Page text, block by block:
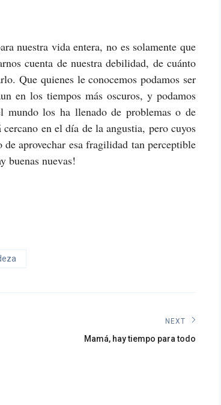
nuestra vida entera, no es solamente que
cuenta de nuestra debilidad, de cuánto
Que quienes le conocemos podamos ser
en los tiempos más oscuros, y podamos
mundo los ha llenado de problemas o de
en el día de la angustia, pero cuyos
de aprovechar esa fragilidad tan perceptible
buenas nuevas!
NEXT
Next
Mamá, hay tiempo para todo